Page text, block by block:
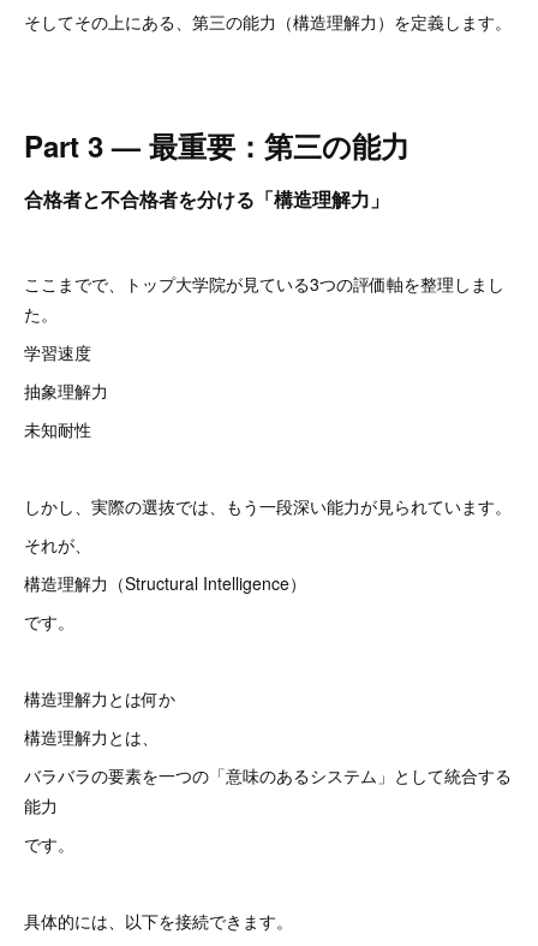
そしてその上にある、第三の能力（構造理解力）を定義します。
Part 3 — 最重要：第三の能力
合格者と不合格者を分ける「構造理解力」
ここまでで、トップ大学院が見ている3つの評価軸を整理しまし
た。
学習速度
抽象理解力
未知耐性
しかし、実際の選抜では、もう一段深い能力が見られています。
それが、
構造理解力（Structural Intelligence）
です。
構造理解力とは何か
構造理解力とは、
バラバラの要素を一つの「意味のあるシステム」として統合する
能力
です。
具体的には、以下を接続できます。